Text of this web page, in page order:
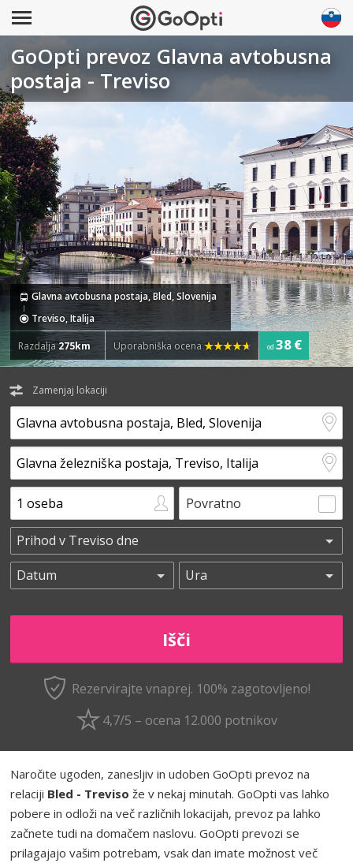
GoOpti prevoz Glavna avtobusna
postaja - Treviso
Glavna avtobusna postaja, Bled, Slovenija
Treviso, Italija
Razdalja275km Uporabniška ocena od 38 €
Zamenjaj lokaciji
Povratno
Rezervirajte vnaprej. 100% zagotovljeno!
4,7/5 – ocena 12.000 potnikov
Naročite ugoden, zanesljiv in udoben GoOpti prevoz na
relaciji Bled - Treviso že v nekaj minutah. GoOpti vas lahko
pobere in odloži na več različnih lokacijah, prevoz pa lahko
začnete tudi na domačem naslovu. GoOpti prevozi se
prilagajajo vašim potrebam, vsak dan imate možnost več